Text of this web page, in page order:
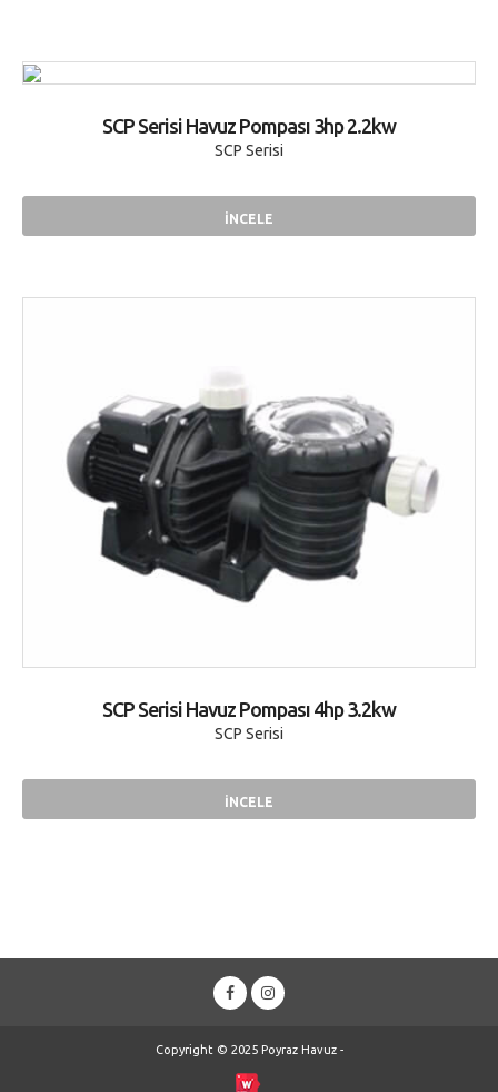
SCP Serisi Havuz Pompası 3hp 2.2kw
SCP Serisi
İNCELE
SCP Serisi Havuz Pompası 4hp 3.2kw
SCP Serisi
İNCELE
Copyright © 2025 Poyraz Havuz -